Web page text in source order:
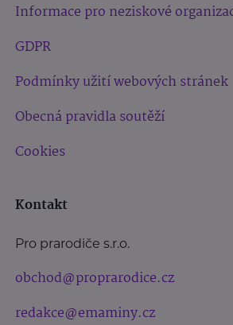
Informace pro neziskové
GDPR
Podmínky užití webových stránek
Obecná pravidla soutěží
Cookies
Kontakt
Pro prarodiče s.r.o.
obchod@proprarodice.cz
redakce@emaminy.cz